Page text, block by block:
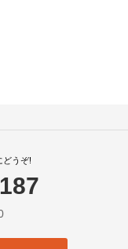
どうぞ!